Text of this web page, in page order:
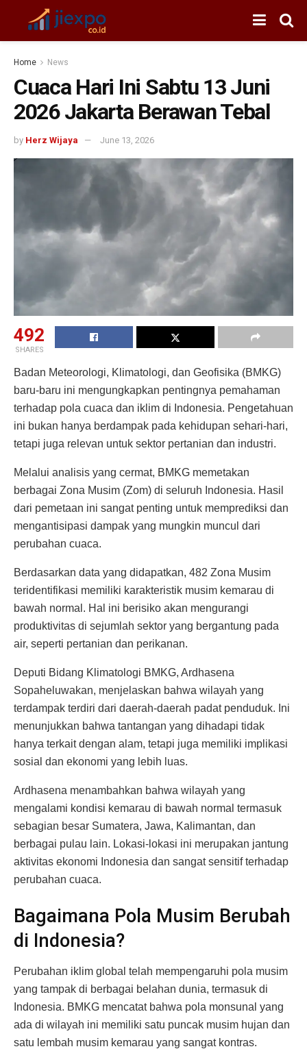
Home News
Cuaca Hari Ini Sabtu 13 Juni
2026 Jakarta Berawan Tebal
by Herz Wijaya June 13, 2026
492
SHARES
Badan Meteorologi, Klimatologi, dan Geofisika (BMKG)
baru-baru ini mengungkapkan pentingnya pemahaman
terhadap pola cuaca dan iklim di Indonesia. Pengetahuan
ini bukan hanya berdampak pada kehidupan sehari-hari,
tetapi juga relevan untuk sektor pertanian dan industri.
Melalui analisis yang cermat, BMKG memetakan
berbagai Zona Musim (Zom) di seluruh Indonesia. Hasil
dari pemetaan ini sangat penting untuk memprediksi dan
mengantisipasi dampak yang mungkin muncul dari
perubahan cuaca.
Berdasarkan data yang didapatkan, 482 Zona Musim
teridentifikasi memiliki karakteristik musim kemarau di
bawah normal. Hal ini berisiko akan mengurangi
produktivitas di sejumlah sektor yang bergantung pada
air, seperti pertanian dan perikanan.
Deputi Bidang Klimatologi BMKG, Ardhasena
Sopaheluwakan, menjelaskan bahwa wilayah yang
terdampak terdiri dari daerah-daerah padat penduduk. Ini
menunjukkan bahwa tantangan yang dihadapi tidak
hanya terkait dengan alam, tetapi juga memiliki implikasi
sosial dan ekonomi yang lebih luas.
Ardhasena menambahkan bahwa wilayah yang
mengalami kondisi kemarau di bawah normal termasuk
sebagian besar Sumatera, Jawa, Kalimantan, dan
berbagai pulau lain. Lokasi-lokasi ini merupakan jantung
aktivitas ekonomi Indonesia dan sangat sensitif terhadap
perubahan cuaca.
Bagaimana Pola Musim Berubah
di Indonesia?
Perubahan iklim global telah mempengaruhi pola musim
yang tampak di berbagai belahan dunia, termasuk di
Indonesia. BMKG mencatat bahwa pola monsunal yang
ada di wilayah ini memiliki satu puncak musim hujan dan
satu lembah musim kemarau yang sangat kontras.